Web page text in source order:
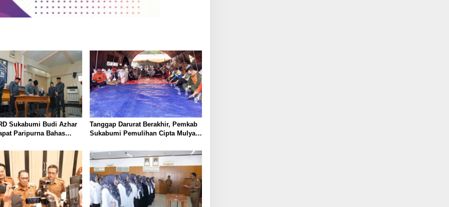
Sukabumi Budi Azhar
Paripurna Bahas
Tanggap Darurat Berakhir, Pemkab
Sukabumi Pemulihan Cipta Mulya